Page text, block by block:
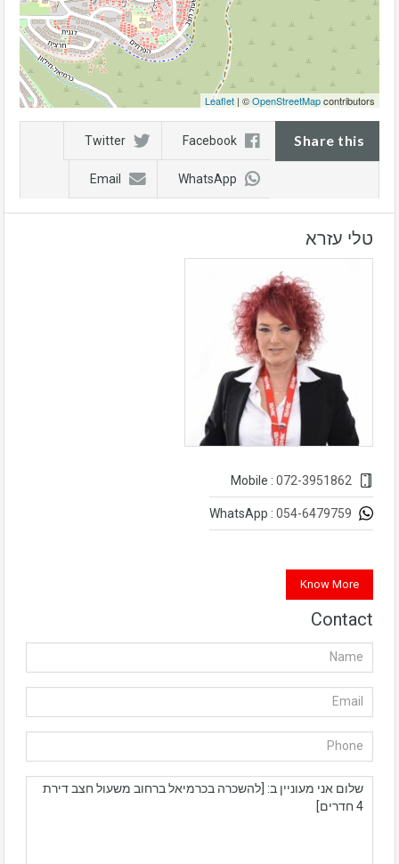
Leaflet | ©OpenStreetMapcontributors
Share this
Facebook
Twitter
WhatsApp
Email
טלי עזרא
072-3951862
054-6479759
Know More
Contact